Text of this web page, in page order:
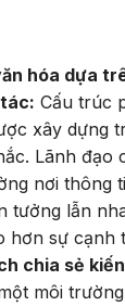
hóa dựa
Cấu trúc
xây dựng
Lãnh đạo
nơi thông
tưởng lẫn
hơn sự cạnh
chia sẻ
môi